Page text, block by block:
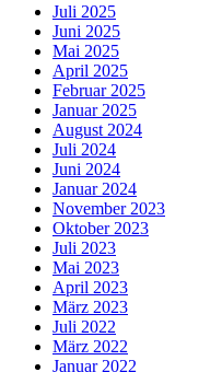
Juli 2025
Juni 2025
Mai 2025
April 2025
Februar 2025
Januar 2025
August 2024
Juli 2024
Juni 2024
Januar 2024
November 2023
Oktober 2023
Juli 2023
Mai 2023
April 2023
März 2023
Juli 2022
März 2022
Januar 2022